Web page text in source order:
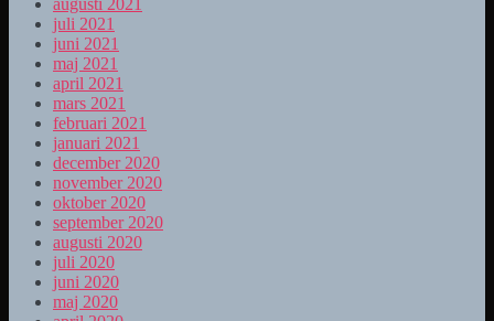
juli 2021
juni 2021
maj 2021
april 2021
mars 2021
februari 2021
januari 2021
december 2020
november 2020
oktober 2020
september 2020
augusti 2020
juli 2020
juni 2020
maj 2020